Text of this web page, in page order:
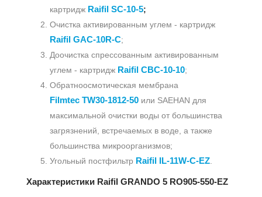
картридж Raifil SC-10-5;
Очистка активированным углем - картридж
Raifil GAC-10R-C;
Доочистка спрессованным активированным
углем - картридж Raifil CBC-10-10;
Обратноосмотическая мембрана
Filmtec TW30-1812-50 или SAEHAN для
максимальной очистки воды от большинства
загрязнений, встречаемых в воде, а также
большинства микроорганизмов;
Угольный постфильтр Raifil IL-11W-C-EZ
Характеристики Raifil GRANDO 5 RO905-550-EZ